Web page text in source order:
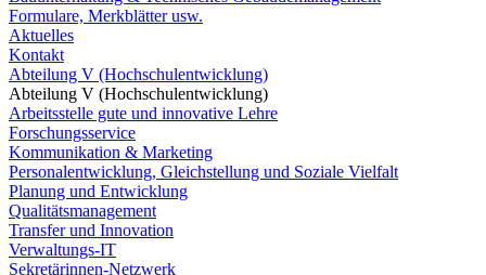
Formulare, Merkblätter usw.
Aktuelles
Kontakt
Abteilung V (Hochschulentwicklung)
Abteilung V (Hochschulentwicklung)
Arbeitsstelle gute und innovative Lehre
Forschungsservice
Kommunikation & Marketing
Personalentwicklung, Gleichstellung und Soziale Vielfalt
Planung und Entwicklung
Qualitätsmanagement
Transfer und Innovation
Verwaltungs-IT
Sekretärinnen-Netzwerk